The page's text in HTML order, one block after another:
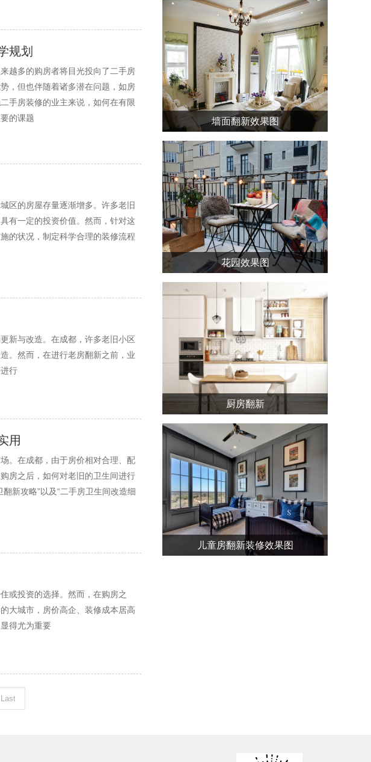
规划
越多的购房者将目光投向了二手房
，但也伴随着诸多潜在问题，如房
手房装修的业主来说，如何在有限
的课题
区的房屋存量逐渐增多。许多老旧
有一定的投资价值。然而，针对这
的状况，制定科学合理的装修流程
新与改造。在成都，许多老旧小区
。然而，在进行老房翻新之前，业
行
用
。在成都，由于房价相对合理、配
房之后，如何对老旧的卫生间进行
新攻略”以及“二手房卫生间改造细
或投资的选择。然而，在购房之
大城市，房价高企、装修成本居高
得尤为重要
Last
墙面翻新效果图
花园效果图
厨房翻新
儿童房翻新装修效果图